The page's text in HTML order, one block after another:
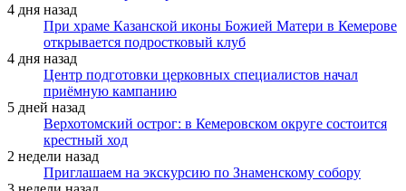
4 дня назад
При храме Казанской иконы Божией Матери в Кемерове
открывается подростковый клуб
4 дня назад
Центр подготовки церковных специалистов начал
приёмную кампанию
5 дней назад
Верхотомский острог: в Кемеровском округе состоится
крестный ход
2 недели назад
Приглашаем на экскурсию по Знаменскому собору